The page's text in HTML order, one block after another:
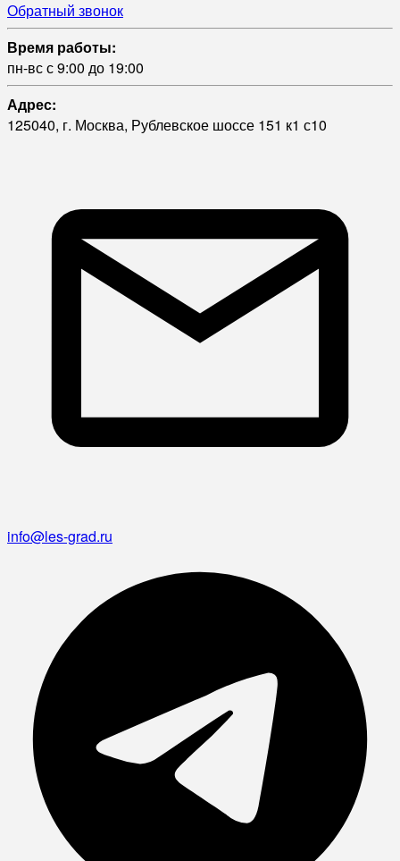
Обратный звонок
Время работы:
пн-вс с 9:00 до 19:00
Адрес:
125040, г. Москва, Рублевское шоссе 151 к1 с10
info@les-grad.ru